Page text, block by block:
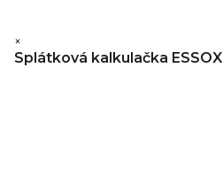
×
Splátková kalkulačka ESSOX